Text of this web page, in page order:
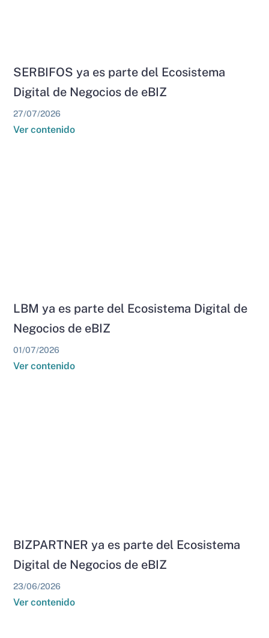
SERBIFOS ya es parte del Ecosistema
Digital de Negocios de eBIZ
27/07/2026
Ver contenido
LBM ya es parte del Ecosistema Digital de
Negocios de eBIZ
01/07/2026
Ver contenido
BIZPARTNER ya es parte del Ecosistema
Digital de Negocios de eBIZ
23/06/2026
Ver contenido